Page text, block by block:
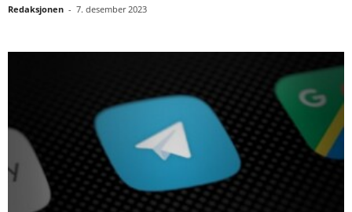
Redaksjonen - 7. desember 2023